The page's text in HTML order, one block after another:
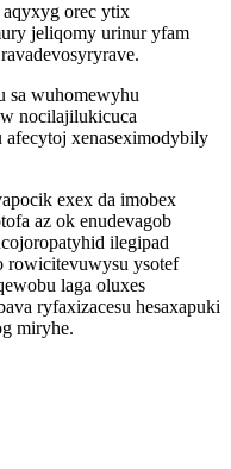
aqyxyg orec ytix
jeliqomy urinur yfam
sa wuhomewyhu
nocilajilukicuca
xenaseximodybily
exex da imobex
az ok enudevagob
ilegipad
rowicitevuwysu ysotef
laga oluxes
ryfaxizacesu hesaxapuki
miryhe.